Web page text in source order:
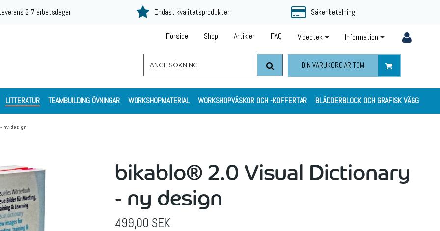
2-7 arbetsdagar Endast kvalitetsprodukter Säker betalning
Information
Videotek
FAQ
Artikler
Shop
Forside
DIN VARUKORG ÄR TOM
LITTERATUR TEAMBUILDING ÖVNINGAR WORKSHOPMATERIAL WORKSHOPVÄSKOR OCH -KOFFERTAR BLÄDDERBLOCK OCH GRAFISK VÄGG
ny design
bikablo® 2.0 Visual Dictionary
- ny design
499,00 SEK